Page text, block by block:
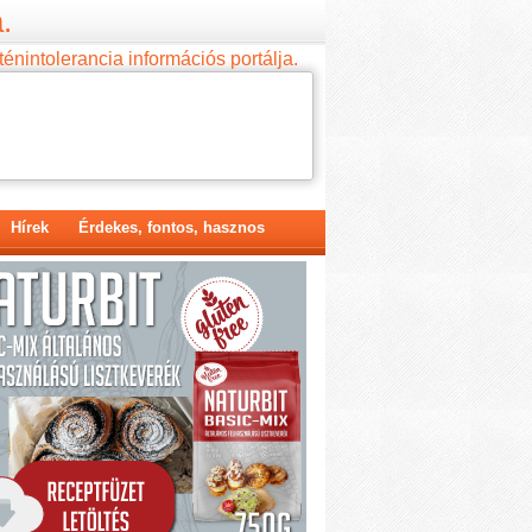
információs portálja.
Hírek Érdekes, fontos, hasznos